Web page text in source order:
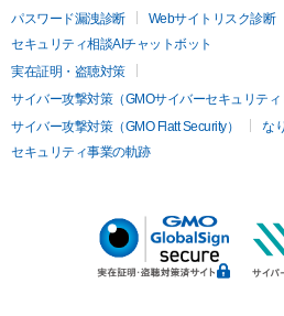
パスワード漏洩診断
Webサイトリスク診断
セキュリティ相談AIチャットボット
実在証明・盗聴対策
サイバー攻撃対策（GMOサイバーセキュリティ
サイバー攻撃対策（GMO Flatt Security）
な
セキュリティ事業の軌跡